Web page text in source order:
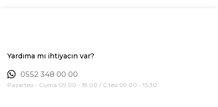
Yardıma mı ihtiyacın var?
0552 348 00 00
Pazartesi - Cuma 09:00 - 18:00 / C.tesi 09:00 - 13:30